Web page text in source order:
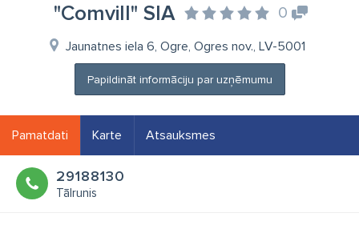
"Comvill" SIA 0
Jaunatnes iela 6, Ogre, Ogres nov., LV-5001
Papildināt informāciju par uzņēmumu
Pamatdati Karte Atsauksmes
29188130
Tālrunis